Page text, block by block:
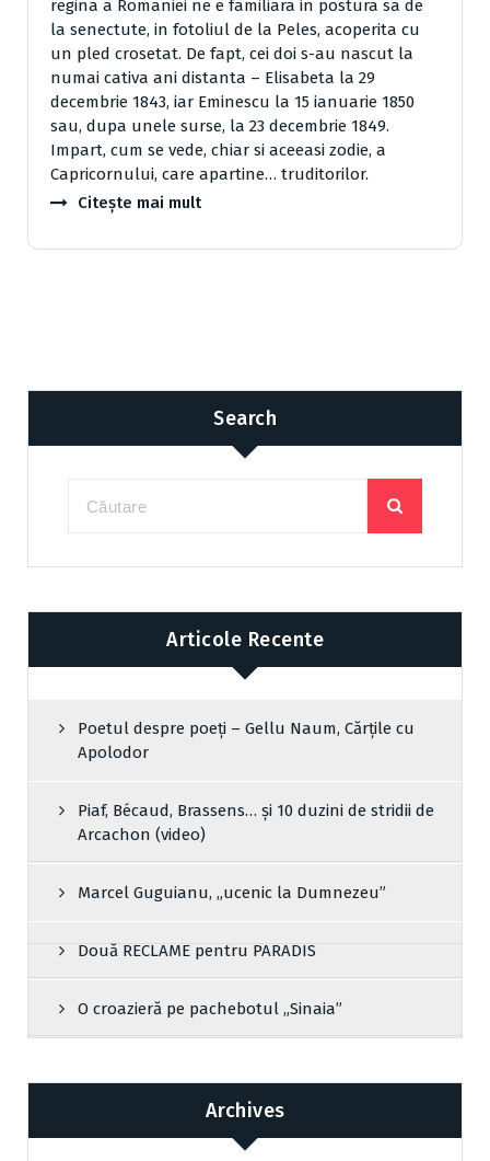
regina a Romaniei ne e familiara in postura sa de
la senectute, in fotoliul de la Peles, acoperita cu
un pled crosetat. De fapt, cei doi s-au nascut la
numai cativa ani distanta – Elisabeta la 29
decembrie 1843, iar Eminescu la 15 ianuarie 1850
sau, dupa unele surse, la 23 decembrie 1849.
Impart, cum se vede, chiar si aceeasi zodie, a
Capricornului, care apartine… truditorilor.
Citește mai mult
Search
Articole Recente
Poetul despre poeți – Gellu Naum, Cărțile cu
Apolodor
Piaf, Bécaud, Brassens… și 10 duzini de stridii de
Arcachon (video)
Marcel Guguianu, „ucenic la Dumnezeu”
Două RECLAME pentru PARADIS
O croazieră pe pachebotul „Sinaia”
Archives